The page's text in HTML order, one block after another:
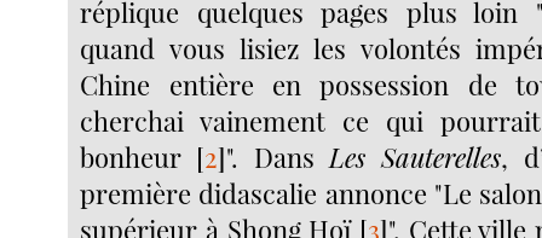
réplique quelques pages plus loin
quand vous lisiez les volontés
Chine entière en possession de
cherchai vainement ce qui
bonheur [2]". Dans Les Sauterelles,
première didascalie annonce "Le
supérieur à Shong Hoï[3]". Cette ville